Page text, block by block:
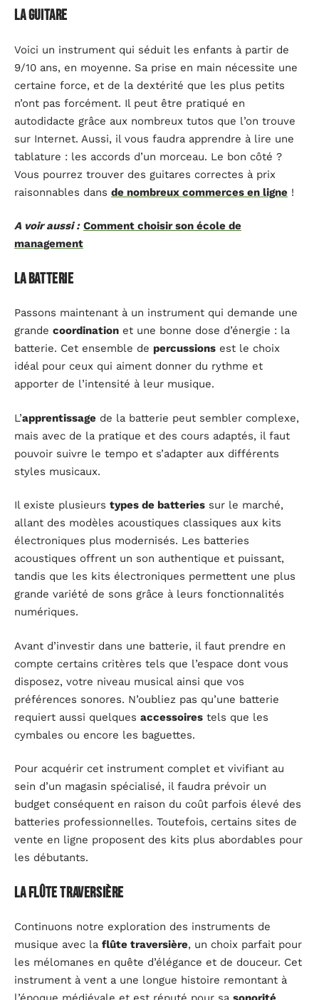
La guitare
Voici un instrument qui séduit les enfants à partir de
9/10 ans, en moyenne. Sa prise en main nécessite une
certaine force, et de la dextérité que les plus petits
n’ont pas forcément. Il peut être pratiqué en
autodidacte grâce aux nombreux tutos que l’on trouve
sur Internet. Aussi, il vous faudra apprendre à lire une
tablature : les accords d’un morceau. Le bon côté ?
Vous pourrez trouver des guitares correctes à prix
raisonnables dans de nombreux commerces en ligne !
A voir aussi : Comment choisir son école de
management
La batterie
Passons maintenant à un instrument qui demande une
grande coordination et une bonne dose d’énergie : la
batterie. Cet ensemble de percussions est le choix
idéal pour ceux qui aiment donner du rythme et
apporter de l’intensité à leur musique.
L’apprentissage de la batterie peut sembler complexe,
mais avec de la pratique et des cours adaptés, il faut
pouvoir suivre le tempo et s’adapter aux différents
styles musicaux.
Il existe plusieurs types de batteries sur le marché,
allant des modèles acoustiques classiques aux kits
électroniques plus modernisés. Les batteries
acoustiques offrent un son authentique et puissant,
tandis que les kits électroniques permettent une plus
grande variété de sons grâce à leurs fonctionnalités
numériques.
Avant d’investir dans une batterie, il faut prendre en
compte certains critères tels que l’espace dont vous
disposez, votre niveau musical ainsi que vos
préférences sonores. N’oubliez pas qu’une batterie
requiert aussi quelques accessoires tels que les
cymbales ou encore les baguettes.
Pour acquérir cet instrument complet et vivifiant au
sein d’un magasin spécialisé, il faudra prévoir un
budget conséquent en raison du coût parfois élevé des
batteries professionnelles. Toutefois, certains sites de
vente en ligne proposent des kits plus abordables pour
les débutants.
La flûte traversière
Continuons notre exploration des instruments de
musique avec la flûte traversière, un choix parfait pour
les mélomanes en quête d’élégance et de douceur. Cet
instrument à vent a une longue histoire remontant à